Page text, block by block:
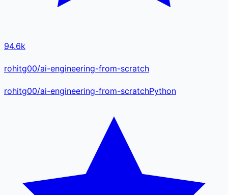
94.6k
rohitg00/ai-engineering-from-scratch
rohitg00/ai-engineering-from-scratchPython